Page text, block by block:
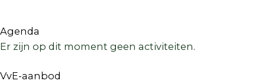
Agenda
Er zijn op dit moment geen activiteiten.
VvE-aanbod